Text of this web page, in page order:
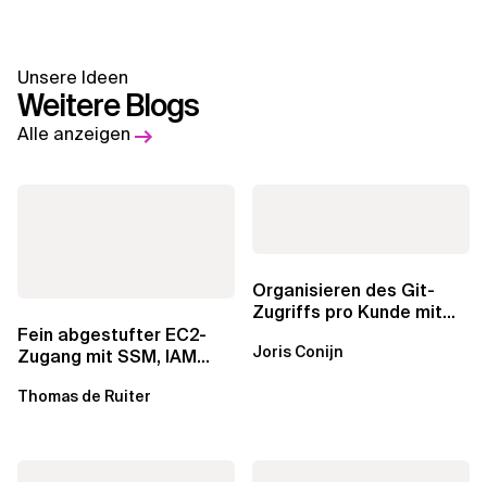
Unsere Ideen
Weitere Blogs
Alle anzeigen
Fein abgestufter EC2-
Zugang mit SSM, IAM
Thomas de Ruiter
Organisieren des Git-
Zugriffs pro Kunde mit
Joris Conijn